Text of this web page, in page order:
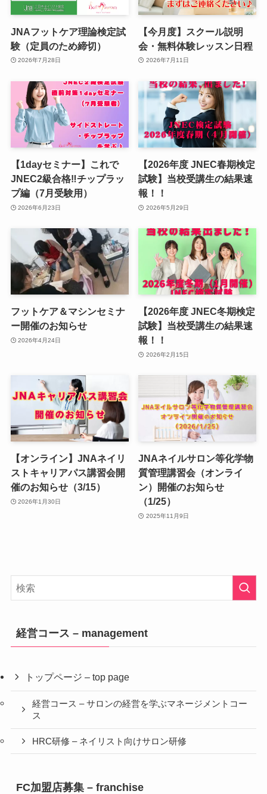
JNAフットケア理論検定試
験（定員のため締切）
2026年7月28日
【今月度】スクール説明
会・無料体験レッスン日程
2026年7月11日
【1dayセミナー】これで
JNEC2級合格‼︎チップラッ
プ編（7月受験用）
2026年6月23日
【2026年度 JNEC春期検定
試験】当校受講生の結果速
報！！
2026年5月29日
フットケア＆マシンセミナ
ー開催のお知らせ
2026年4月24日
【2026年度 JNEC冬期検定
試験】当校受講生の結果速
報！！
2026年2月15日
【オンライン】JNAネイリ
ストキャリアパス講習会開
催のお知らせ（3/15）
2026年1月30日
JNAネイルサロン等化学物
質管理講習会（オンライ
ン）開催のお知らせ
（1/25）
2025年11月9日
経営コース – management
トップページ – top page
経営コース – サロンの経営を学ぶマネージメントコー
ス
HRC研修 – ネイリスト向けサロン研修
FC加盟店募集 – franchise